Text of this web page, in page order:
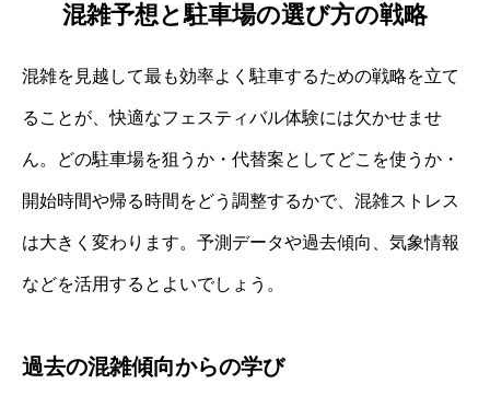
混雑予想と駐車場の選び方の戦略
混雑を見越して最も効率よく駐車するための戦略を立て
ることが、快適なフェスティバル体験には欠かせませ
ん。どの駐車場を狙うか・代替案としてどこを使うか・
開始時間や帰る時間をどう調整するかで、混雑ストレス
は大きく変わります。予測データや過去傾向、気象情報
などを活用するとよいでしょう。
過去の混雑傾向からの学び